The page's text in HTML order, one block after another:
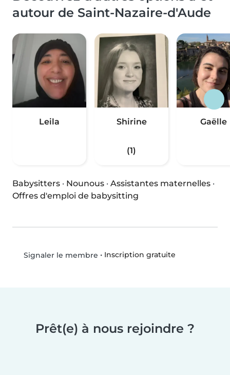
autour de Saint-Nazaire-d'Aude
Leila Shirine
(1)
Gaëlle
Babysitters · Nounous · Assistantes maternelles ·
Offres d'emploi de babysitting
Signaler le membre • Inscription gratuite
Prêt(e) à nous rejoindre ?